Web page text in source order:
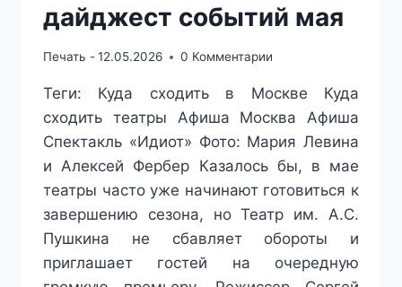
дайджест событий мая
Печать -12.05.2026 0 Комментарии
Теги: Куда сходить в Москве Куда
сходить театры Афиша Москва Афиша
Спектакль «Идиот» Фото: Мария Левина
и Алексей Фербер Казалось бы, в мае
театры часто уже начинают готовиться к
завершению сезона, но Театр им. А.С.
Пушкина не сбавляет обороты и
приглашает гостей на очередную